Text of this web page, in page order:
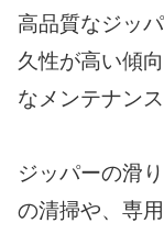
高品質なジッ
久性が高い傾
なメンテナン
ジッパーの滑
の清掃や、専